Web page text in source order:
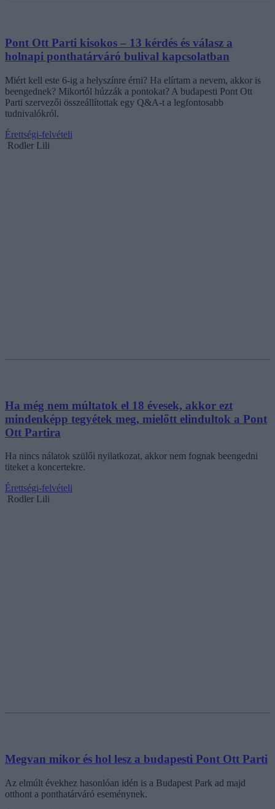
Pont Ott Parti kisokos – 13 kérdés és válasz a
holnapi ponthatárváró bulival kapcsolatban
Miért kell este 6-ig a helyszínre érni? Ha elírtam a nevem, akkor is
beengednek? Mikortól húzzák a pontokat? A budapesti Pont Ott
Parti szervezői összeállítottak egy Q&A-t a legfontosabb
tudnivalókról.
Érettségi-felvételi
Rodler Lili
Ha még nem múltatok el 18 évesek, akkor ezt
mindenképp tegyétek meg, mielőtt elindultok a Pont
Ott Partira
Ha nincs nálatok szülői nyilatkozat, akkor nem fognak beengedni
titeket a koncertekre.
Érettségi-felvételi
Rodler Lili
Megvan mikor és hol lesz a budapesti Pont Ott Parti
Az elmúlt évekhez hasonlóan idén is a Budapest Park ad majd
otthont a ponthatárváró eseménynek.